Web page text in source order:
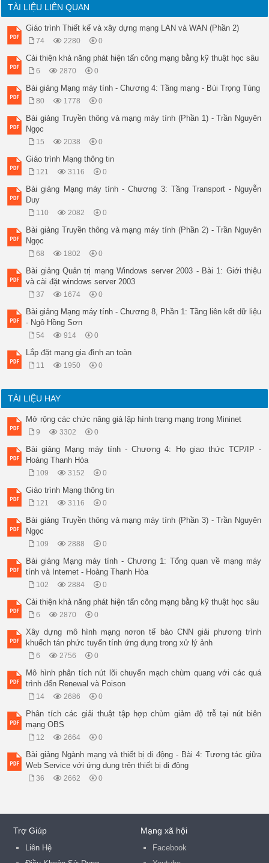
 Phát triển được nhiều loại hình dịch vụ khác nhau (thoại,
hình...).
 Đáp ứng được yêu cầu trong tương lai về sự thay đổi công
dịch vụ.
 Sử dụng được tối đa hệ thống thiết bị mạng sẵn có.
16 November 2010
147
Tiến trình thiết kế
 Tiến trình thiết kế:
Phân vùng -> Khảo sát -> Dự báo
-> Chiến lược phát triển -> Lập kế hoạch
Phân vùng:
• Mục đích: Phân nhỏ vùng định quy hoạch hoặc thiết kế
nhằm đảm bảo về số lượng, chất lượng cho thuê bao
• Phương pháp phân vùng:
Vùng phân bố cố định -> Vùng tập trung -> Vùng phân bố.
148
Khảo sát
 Mục đích: Khảo sát điều kiện thực tế, tính toán để đưa ra
 Thủ tục khảo sát thực tế:
Kh¶o s¸t hiÖn tr−êng
X¸c ®Þnh vïng kh¶o s¸t
liÖu, sè liÖu
Nghiªn cøu hå s¬
nhu cÇu
®é ph¸t triÓn trong vïng
Dù b¸o
16 November 2010
Khảo sát – Thu thập và sắp xếp tư liệu, số liệu
 Phải có một bản đồ thành phố xếp chồng lên bản đồ mạng
 Các kế hoạch xây dựng cao ốc.
 Các kế hoạch phát triển mạng giao thông vận tải.
mạng cáp.
 Các tài liệu khảo sát điều kiện chung.
 Báo cáo khảo sát trước đây và các bản báo cáo về các vùng
tự.
 Các số liệu về phát triển mạng cáp trong một thời gian dài
(nếu có).
16 November 2010
150
Khảo sát thực tế
1. Phân loại nhà ở:
 Nhà riêng trong thành phố.
 Nhà biệt thự.
 Nhà cho thuê hoàn toàn.
 Nhà vừa ở vừa cho thuê.
 Nhà tạm dọc đường quốc
 Nhà xóm liều.
 Nhà kho và nhà ở tạm.

2. Phân loại khu vực theo mức
sống:
 Mức sống thấp.
9 Thành phố.
9 Nông thôn
 Mức sống trung bình.
9 Thành phố.
9 Nông thôn
 Mức sống cao.
9 Thành phố.
9 Nông thôn
 Mức sông thượng lưu.
16 November 2010
151
Dự báo (1)
 Khái niệm: “Dự báo là công việc xác định, tính toán nhu
 Vai trò:
và chính xác.
 Giảm chi phí đầu tư mạng, mang lại hiệu quả cao, giúp quản
khai thác mạng hiệu quả hơn.
TÀI LIỆU LIÊN QUAN
Giáo trình Thiết kế và xây dựng mạng LAN và WAN (Phần 2)
74 2280 0
Cải thiện khả năng phát hiện tấn công mạng bằng kỹ thuật học sâu
6 2870 0
Bài giảng Mạng máy tính - Chương 4: Tầng mạng - Bùi Trọng Tùng
80 1778 0
Bài giảng Truyền thông và mạng máy tính (Phần 1) - Trần Nguyên
Ngọc
15 2038 0
Giáo trình Mạng thông tin
121 3116 0
Bài giảng Mạng máy tính - Chương 3: Tầng Transport - Nguyễn
Duy
110 2082 0
Bài giảng Truyền thông và mạng máy tính (Phần 2) - Trần Nguyên
Ngọc
68 1802 0
Bài giảng Quản trị mạng Windows server 2003 - Bài 1: Giới thiệu
và cài đặt windows server 2003
37 1674 0
Bài giảng Mạng máy tính - Chương 8, Phần 1: Tầng liên kết dữ liệu
- Ngô Hồng Sơn
54 914 0
Lắp đặt mạng gia đình an toàn
11 1950 0
TÀI LIỆU HAY
Mở rộng các chức năng giả lập hình trạng mạng trong Mininet
9 3302 0
Bài giảng Mạng máy tính - Chương 4: Họ giao thức TCP/IP -
Hoàng Thanh Hòa
109 3152 0
Giáo trình Mạng thông tin
121 3116 0
Bài giảng Truyền thông và mạng máy tính (Phần 3) - Trần Nguyên
Ngọc
109 2888 0
Bài giảng Mạng máy tính - Chương 1: Tổng quan về mạng máy
tính và Internet - Hoàng Thanh Hòa
102 2884 0
Cải thiện khả năng phát hiện tấn công mạng bằng kỹ thuật học sâu
6 2870 0
Xây dựng mô hình mạng nơron tế bào CNN giải phương trình
khuếch tán phức tuyến tính ứng dụng trong xử lý ảnh
6 2756 0
Mô hình phân tích nút lõi chuyển mạch chùm quang với các quá
trình đến Renewal và Poison
14 2686 0
Phân tích các giải thuật tập hợp chùm giảm độ trễ tại nút biên
mạng OBS
12 2664 0
Bài giảng Ngành mạng và thiết bị di động - Bài 4: Tương tác giữa
Web Service với ứng dụng trên thiết bị di động
36 2662 0
Trợ Giúp
Liên Hệ
Mạng xã hội
Facebook